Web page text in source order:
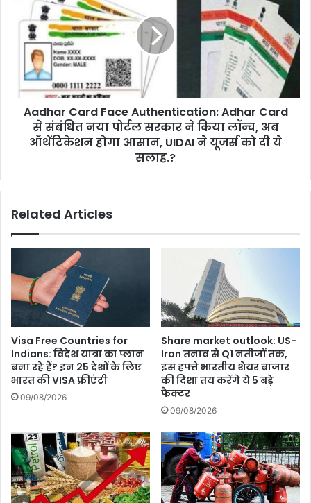
कितने
Authentication:
Adhar
Card
संबंधित
नया
पोर्टल
सरकार
अब
होगा
यूजर्स
को
दी
सलाह.?
Aadhar Card Face Authentication: Adhar Card
से संबंधित नया पोर्टल सरकार ने किया लॉन्च, अब
ऑथेंटिकेशन होगा आसान, UIDAI ने यूजर्स को दी ये
सलाह.?
Related Articles
Visa Free Countries for
Indians: विदेश यात्रा का प्लान
बना रहे हैं? इन 25 देशों के लिए
भारत की VISA फ्रीएंट्री
09/08/2026
Share market outlook: US-
Iran तनाव से Q1 नतीजों तक,
इस हफ्ते भारतीय शेयर बाजार
की दिशा तय करेंगे ये 5 बड़े
फैक्टर
09/08/2026